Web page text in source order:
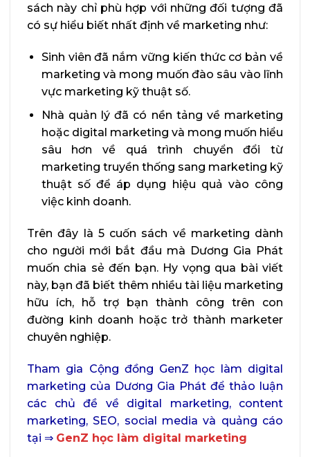
sách này chỉ phù hợp với những đối tượng đã
có sự hiểu biết nhất định về marketing như:
Sinh viên đã nắm vững kiến thức cơ bản về
marketing và mong muốn đào sâu vào lĩnh
vực marketing kỹ thuật số.
Nhà quản lý đã có nền tảng về marketing
hoặc digital marketing và mong muốn hiểu
sâu hơn về quá trình chuyển đổi từ
marketing truyền thống sang marketing kỹ
thuật số để áp dụng hiệu quả vào công
việc kinh doanh.
Trên đây là 5 cuốn sách về marketing dành
cho người mới bắt đầu mà Dương Gia Phát
muốn chia sẻ đến bạn. Hy vọng qua bài viết
này, bạn đã biết thêm nhiều tài liệu marketing
hữu ích, hỗ trợ bạn thành công trên con
đường kinh doanh hoặc trở thành marketer
chuyên nghiệp.
Tham gia Cộng đồng GenZ học làm digital
marketing của Dương Gia Phát để thảo luận
các chủ đề về digital marketing, content
marketing, SEO, social media và quảng cáo
tại ⇒ GenZ học làm digital marketing